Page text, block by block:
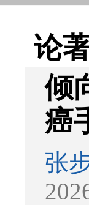
论
倾
癌
张